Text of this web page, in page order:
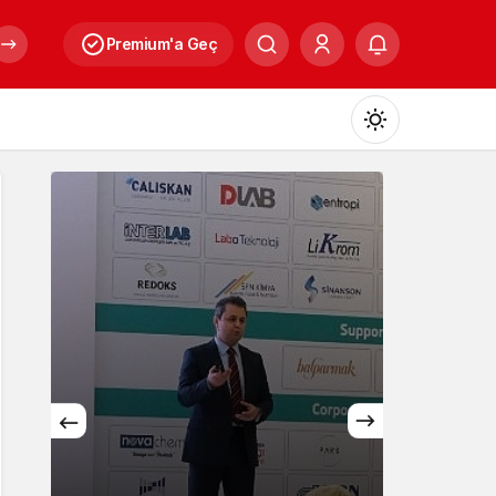
Premium'a Geç
Mod
değiştir
Gündüz Modu
Gündüz modunu seçin.
Gece Modu
Gece modunu seçin.
Sistem Modu